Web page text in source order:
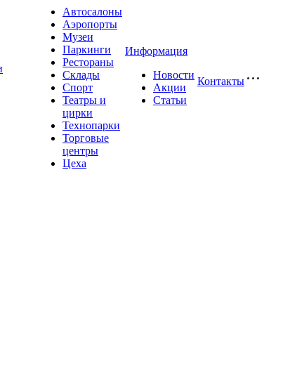
Автосалоны
Аэропорты
Музеи
Паркинги
Рестораны
Склады
Спорт
Театры и
цирки
Технопарки
Торговые
центры
Цеха
Информация
Новости
Акции
Статьи
Контакты